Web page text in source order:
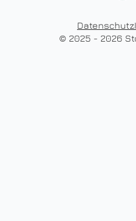
Datenschutz
© 2025 - 2026